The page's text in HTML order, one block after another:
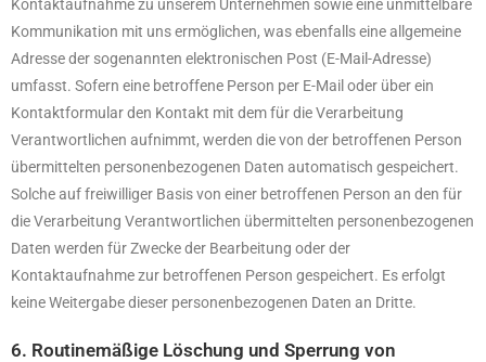
Kontaktaufnahme zu unserem Unternehmen sowie eine unmittelbare
Kommunikation mit uns ermöglichen, was ebenfalls eine allgemeine
Adresse der sogenannten elektronischen Post (E-Mail-Adresse)
umfasst. Sofern eine betroffene Person per E-Mail oder über ein
Kontaktformular den Kontakt mit dem für die Verarbeitung
Verantwortlichen aufnimmt, werden die von der betroffenen Person
übermittelten personenbezogenen Daten automatisch gespeichert.
Solche auf freiwilliger Basis von einer betroffenen Person an den für
die Verarbeitung Verantwortlichen übermittelten personenbezogenen
Daten werden für Zwecke der Bearbeitung oder der
Kontaktaufnahme zur betroffenen Person gespeichert. Es erfolgt
keine Weitergabe dieser personenbezogenen Daten an Dritte.
6. Routinemäßige Löschung und Sperrung von